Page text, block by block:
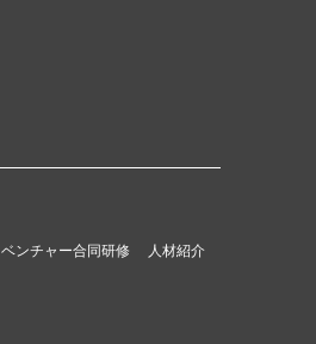
ベンチャー合同研修
人材紹介